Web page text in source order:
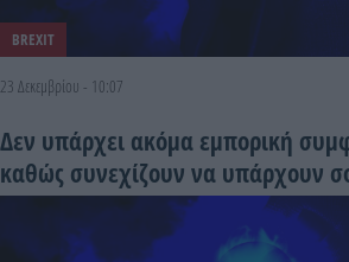
BREXIT
23 Δεκεμβρίου - 10:07
Δεν υπάρχει ακόμα εμπορική
καθώς συνεχίζουν να υπάρχουν